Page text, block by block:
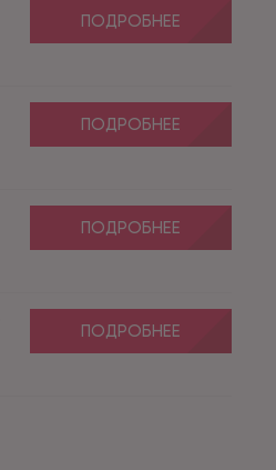
ПОДРОБНЕЕ
ПОДРОБНЕЕ
ПОДРОБНЕЕ
ПОДРОБНЕЕ